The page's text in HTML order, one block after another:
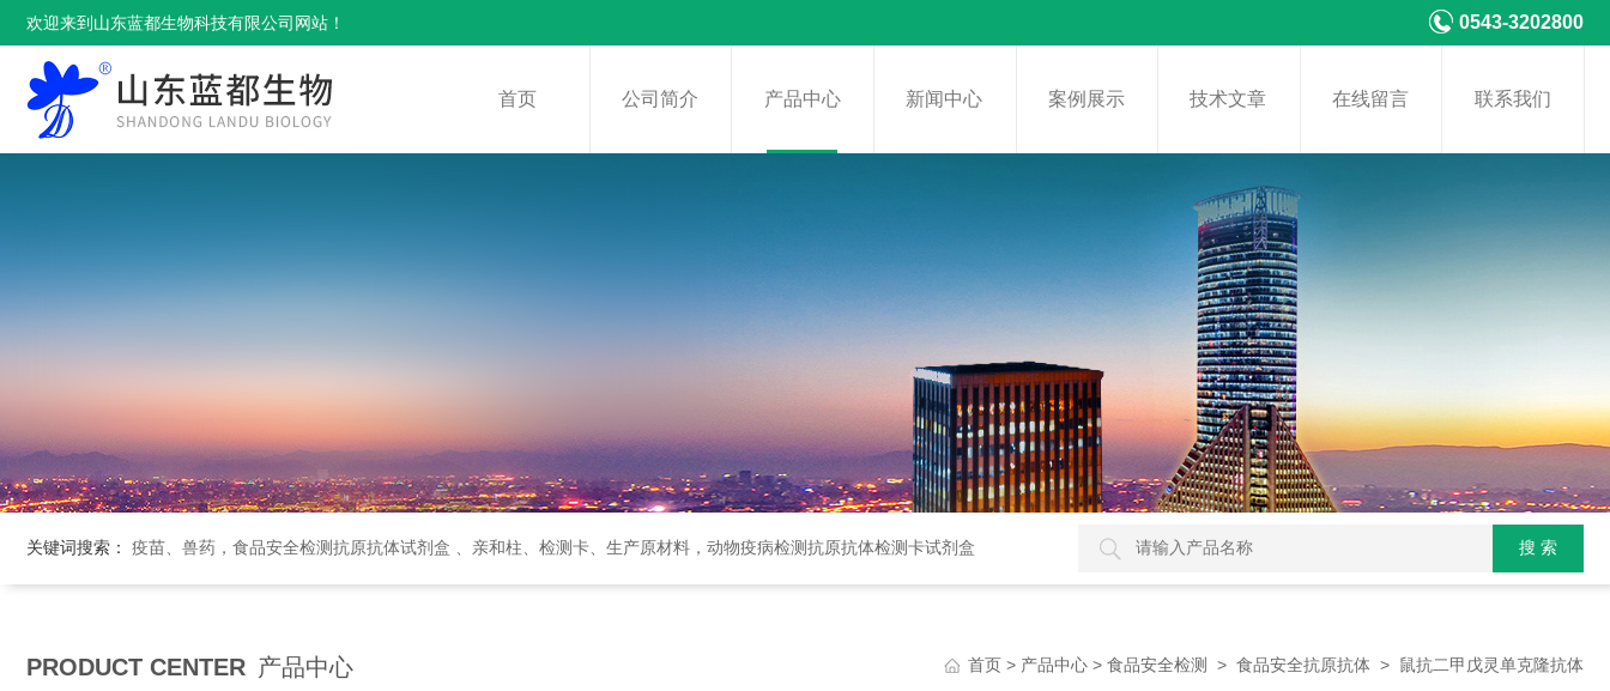
欢迎来到山东蓝都生物科技有限公司网站！ 0543-3202800
首页 公司简介 产品中心 新闻中心 案例展示 技术文章 在线留言 联系我们
关键词搜索： 疫苗、兽药，食品安全检测抗原抗体试剂盒 、亲和柱、检测卡、生产原材料，动物疫病检测抗原抗体检测卡试剂盒
PRODUCT CENTER 产品中心 首页 > 产品中心 > 食品安全检测 > 食品安全抗原抗体 > 鼠抗二甲戊灵单克隆抗体